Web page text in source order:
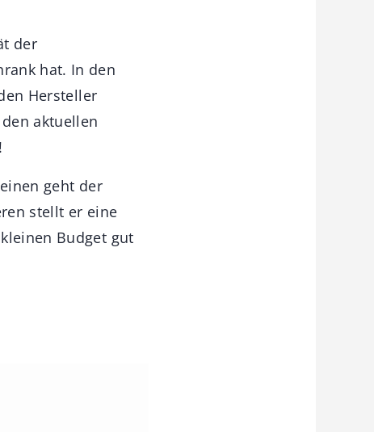
der
hat. In den
Hersteller
aktuellen
geht der
stellt er eine
Budget gut